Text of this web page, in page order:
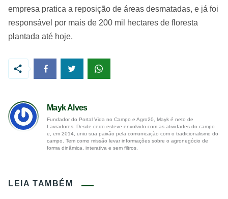
empresa pratica a reposição de áreas desmatadas, e já foi
responsável por mais de 200 mil hectares de floresta
plantada até hoje.
Mayk Alves
Fundador do Portal Vida no Campo e Agro20, Mayk é neto de
Lavradores. Desde cedo esteve envolvido com as atividades do campo
e, em 2014, uniu sua paixão pela comunicação com o tradicionalismo do
campo. Tem como missão levar informações sobre o agronegócio de
forma dinâmica, interativa e sem filtros.
LEIA TAMBÉM